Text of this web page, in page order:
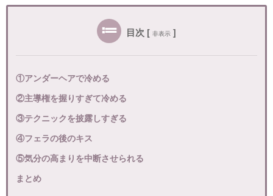
目次 [ 非表示 ]
①アンダーヘアで冷める
②主導権を握りすぎて冷める
③テクニックを披露しすぎる
④フェラの後のキス
⑤気分の高まりを中断させられる
まとめ